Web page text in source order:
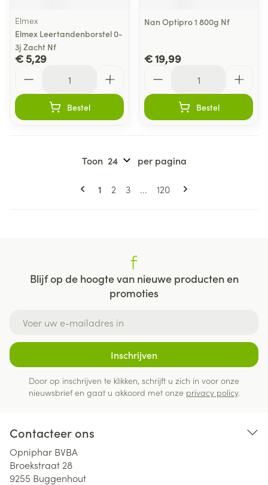
Elmex
Elmex Leertandenborstel 0-
3j Zacht Nf
€ 5,29
Bestel
Nan Optipro 1 800g Nf
€ 19,99
Bestel
Pagina's
U lees momenteel pagina
1 Pagina
2 Pagina
3 ... Pagina
120
Toon per pagina
Blijf op de hoogte van nieuwe producten en
promoties
Inschrijven
Door op inschrijven te klikken, schrijft u zich in voor onze
nieuwsbrief en gaat u akkoord met onze privacy policy.
Contacteer ons
Opniphar BVBA
Broekstraat 28
9255 Buggenhout